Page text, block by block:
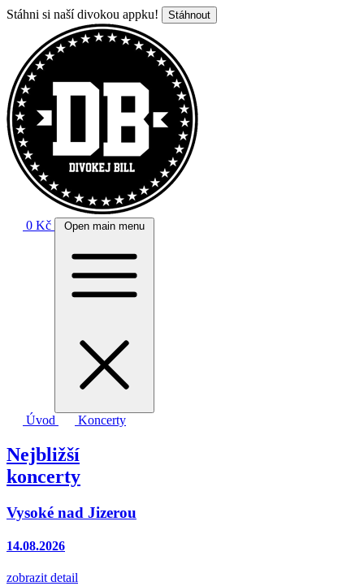
Stáhni si naší divokou appku! Stáhnout
0 Kč Open main menu
Úvod Koncerty
Nejbližší
koncerty
Vysoké nad Jizerou
14.08.2026
zobrazit detail